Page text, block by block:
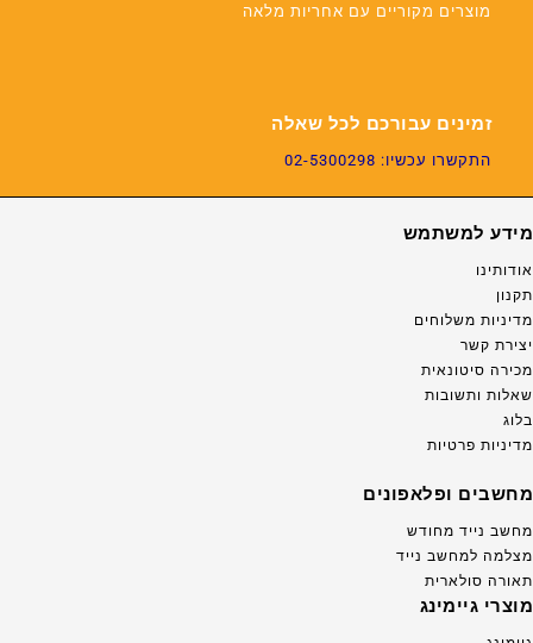
מוצרים מקוריים עם אחריות מלאה
זמינים עבורכם לכל שאלה
התקשרו עכשיו: 02-5300298
מידע למשתמש
אודותינו
תקנון
מדיניות משלוחים
יצירת קשר
מכירה סיטונאית
שאלות ותשובות
בלוג
מדיניות פרטיות
מחשבים ופלאפונים
מחשב נייד מחודש
מצלמה למחשב נייד
תאורה סולארית
מוצרי גיימינג